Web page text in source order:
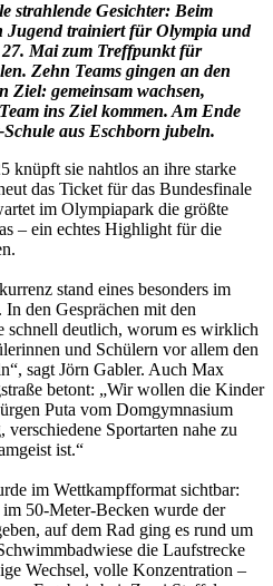
strahlende Gesichter: Beim
Jugend trainiert für Olympia und
Mai zum Treffpunkt für
Zehn Teams gingen an den
Ziel: gemeinsam wachsen,
ins Ziel kommen. Am Ende
aus Eschborn jubeln.
knüpft sie nahtlos an ihre starke
das Ticket für das Bundesfinale
im Olympiapark die größte
– ein echtes Highlight für die
stand eines besonders im
den Gesprächen mit den
schnell deutlich, worum es wirklich
und Schülern vor allem den
sagt Jörn Gabler. Auch Max
betont: „Wir wollen die Kinder
Puta vom Domgymnasium
Sportarten nahe zu
ist.“
im Wettkampfformat sichtbar:
50‑Meter-Becken wurde der
auf dem Rad ging es rund um
die Laufstrecke
Wechsel, volle Konzentration –